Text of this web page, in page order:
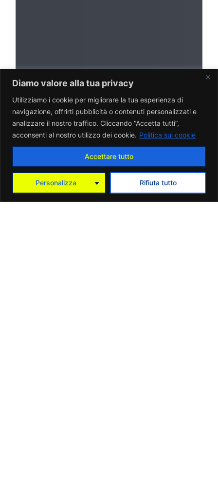
Diamo valore alla tua privacy
Utilizziamo i cookie per migliorare la tua esperienza di
navigazione, offrirti pubblicità o contenuti personalizzati e
analizzare il nostro traffico. Cliccando “Accetta tutti”,
acconsenti al nostro utilizzo dei cookie. Politica sui cookie
Personalizza Rifiuta tutto
Accettare tutto